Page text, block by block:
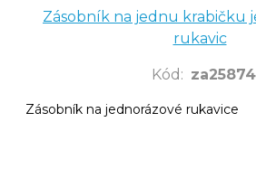
Zásobník na jednu krabičku
rukavic
Kód : za25874
Zásobník na jednorázové rukavice